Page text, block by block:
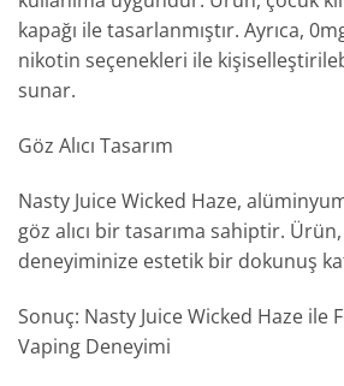
kapağı ile tasarlanmıştır. Ayrıca,
nikotin seçenekleri ile
sunar.
Göz Alıcı Tasarım
Nasty Juice Wicked Haze,
göz alıcı bir tasarıma sahiptir.
deneyiminize estetik bir dokunuş
Sonuç: Nasty Juice Wicked Haze ile
Vaping Deneyimi